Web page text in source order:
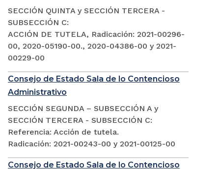
SECCIÓN QUINTA y SECCIÓN TERCERA -
SUBSECCIÓN C:
ACCIÓN DE TUTELA, Radicación: 2021-00296-
00, 2020-05190-00., 2020-04386-00 y 2021-
00229-00
Consejo de Estado Sala de lo Contencioso
Administrativo
SECCIÓN SEGUNDA – SUBSECCIÓN A y
SECCIÓN TERCERA - SUBSECCIÓN C:
Referencia: Acción de tutela.
Radicación: 2021-00243-00 y 2021-00125-00
Consejo de Estado Sala de lo Contencioso